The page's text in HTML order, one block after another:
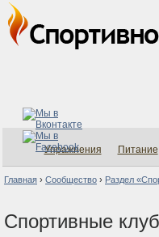
Упражнения Питание
Главная › Сообщество › Раздел
Спортивные